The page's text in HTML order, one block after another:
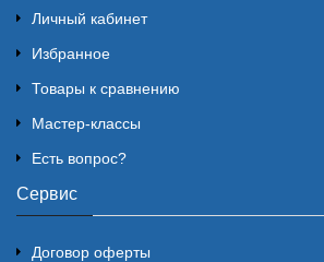
Личный кабинет
Избранное
Товары к сравнению
Мастер-классы
Есть вопрос?
Сервис
Договор оферты